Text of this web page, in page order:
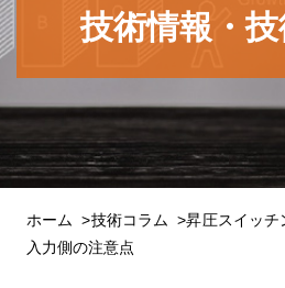
技術情報・
ホーム 技術コラム
昇圧スイッチ
入力側の注意点